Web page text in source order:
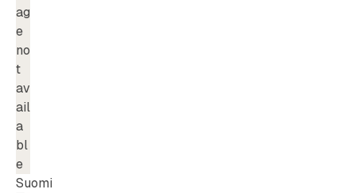
Suomi